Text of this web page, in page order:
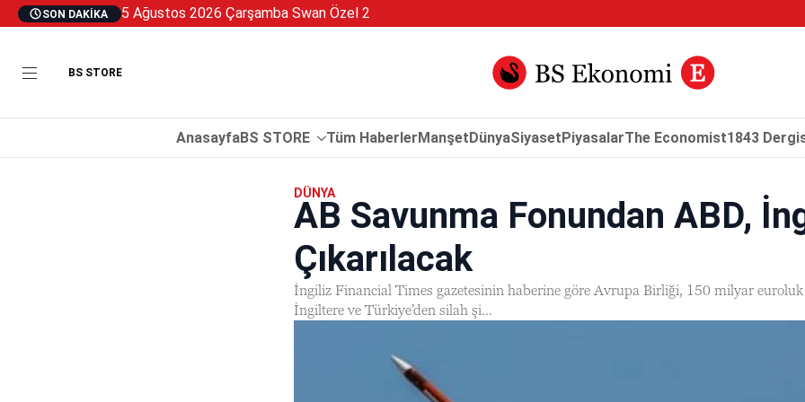
SON DAKIKA 5 Ağustos 2026 Çarşamba Swan Özel 2
BS STORE
AnasayfaBS STORE Tüm HaberlerManşetDünyaSiyasetPiyasalarThe Economist1843
DÜNYA
AB Savunma Fonundan ABD,
Çıkarılacak
İngiliz Financial Times gazetesinin haberine göre Avrupa Birliği, 150 milyar
İngiltere ve Türkiye’den silah şi...